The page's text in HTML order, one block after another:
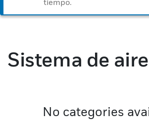
tiempo.
Sistema de aire
No categories